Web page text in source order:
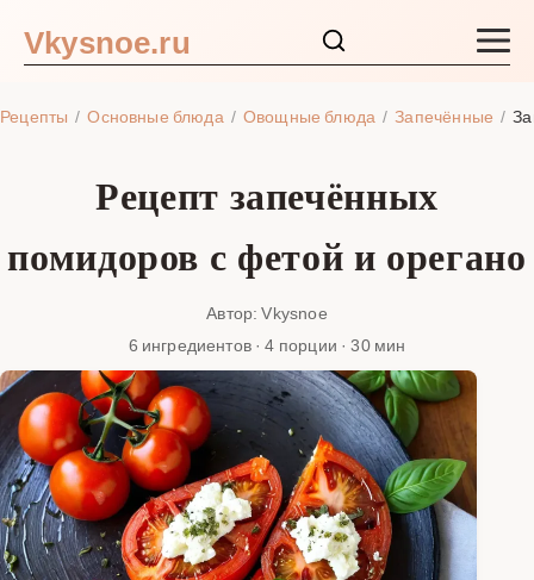
Vkysnoe.ru
Рецепты Основные блюда Овощные блюда Запечённые
Рецепт запечённых
помидоров с фетой и орегано
Автор: Vkysnoe
6 ингредиентов · 4 порции · 30 мин